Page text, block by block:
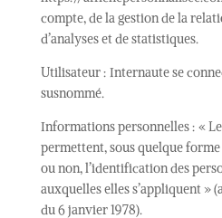
compte, de la gestion de la
d’analyses et de statistiques.
Utilisateur : Internaute se
susnommé.
Informations personnelles : «
permettent, sous quelque
ou non, l’identification des
auxquelles elles s’appliquent »
du 6 janvier 1978).